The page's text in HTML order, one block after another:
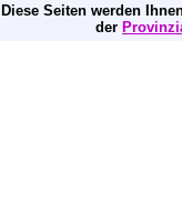
Diese Seiten werden
der